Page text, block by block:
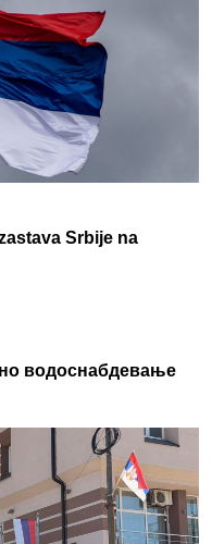
Srbije na
водоснабдевање